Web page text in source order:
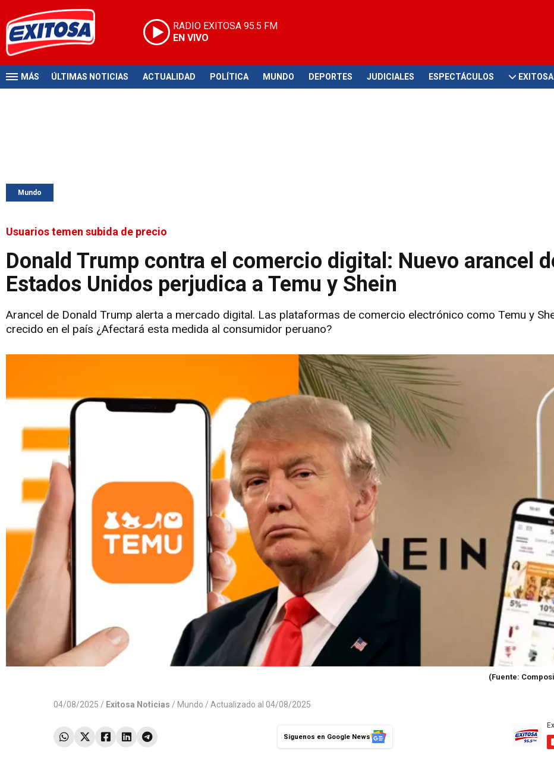
RADIO EXITOSA 95.5 FM
EN VIVO
MÁS ÚLTIMAS NOTICIAS ACTUALIDAD POLÍTICA MUNDO DEPORTES JUDICIALES ESPECTÁCULOS
Mundo
Usuarios temen subida de precio
Donald Trump contra el comercio digital: Nuevo arancel
Estados Unidos perjudica a Temu y Shein
Arancel de Donald Trump alerta a mercado digital. Las plataformas de comercio electrónico como Temu y
crecido en el país ¿Afectará esta medida al consumidor peruano?
(Fuente:
04/08/2025 / Exitosa Noticias / Mundo / Actualizado al 04/08/2025
Síguenos en Google News